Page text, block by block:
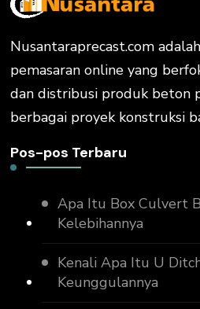
Nusantaraprecast.com
pemasaran online yang
dan distribusi produk beton
berbagai proyek konstruksi
Pos-pos Terbaru
Apa Itu Box Culvert
Kelebihannya
Kenali Apa Itu U
Keunggulannya